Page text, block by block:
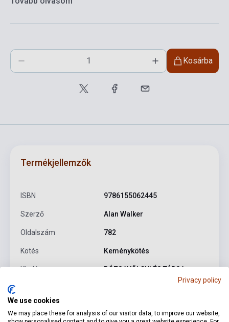
Kosárba
Termékjellemzők
ISBN 9786155062445
Szerző Alan Walker
Oldalszám 782
Kötés Keménykötés
Kiadó RÓZSAVÖLGYI ÉS TÁRSA
Privacy policy
We use cookies
We may place these for analysis of our visitor data, to improve our website,